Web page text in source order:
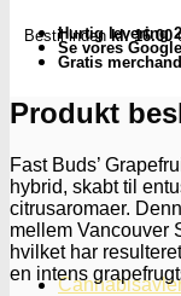
FastBuds
Seeds
Bestil indenkl. 16.00
Hurtig levering
Se vores
Gratis
Produkt
Fast Buds’
hybrid, skabt til
citrusaromaer.
mellem Vancouver
hvilket har
en intens